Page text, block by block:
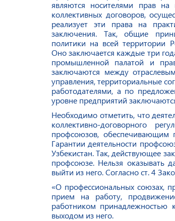
являются носителями прав на
коллективных договоров,
реализует эти права на
заключения. Так, общие
политики на всей территории
Оно заключается каждые три
промышленной палатой и
заключаются между
управления, территориальные
работодателями, а по
уровне предприятий
Необходимо отметить, что
коллективно-договорного
профсоюзов, обеспечивающим
Гарантии деятельности
Узбекистан. Так, действующее
профсоюзе. Нельзя оказывать
выйти из него. Согласно ст. 4
«О профессиональных союзах,
прием на работу,
работником принадлежностью
выходом из него.